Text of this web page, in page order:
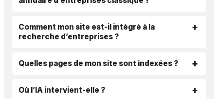
Comment mon site est-il intégré à la
recherche d’entreprises ?
Quelles pages de mon site sont indexées ?
Où l’IA intervient-elle ?